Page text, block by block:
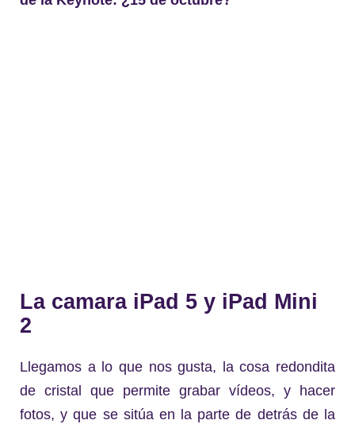
La camara iPad 5 y iPad Mini
2
Llegamos a lo que nos gusta, la cosa redondita
de cristal que permite grabar vídeos, y hacer
fotos, y que se sitúa en la parte de detrás de la